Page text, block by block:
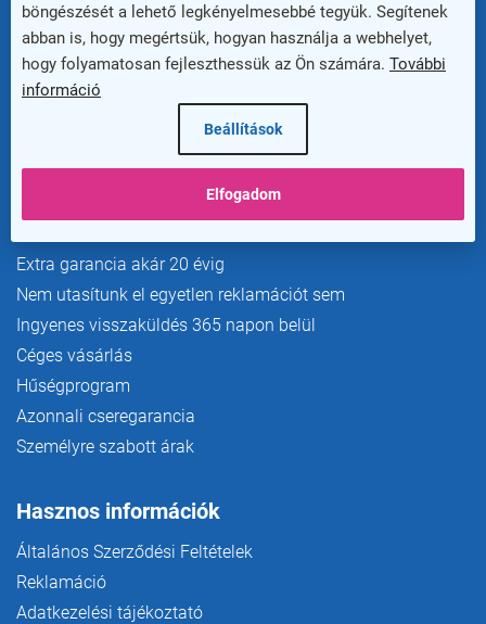
böngészését a lehető legkényelmesebbé tegyük. Segítenek
abban is, hogy megértsük, hogyan használja a webhelyet,
hogy folyamatosan fejleszthessük az Ön számára. További
információ
Beállítások
Elfogadom
Newsletter
Előnyök az ügyfelek számára
Extra garancia akár 20 évig
Nem utasítunk el egyetlen reklamációt sem
Ingyenes visszaküldés 365 napon belül
Céges vásárlás
Hűségprogram
Azonnali cseregarancia
Személyre szabott árak
Hasznos információk
Általános Szerződési Feltételek
Reklamáció
Adatkezelési tájékoztató